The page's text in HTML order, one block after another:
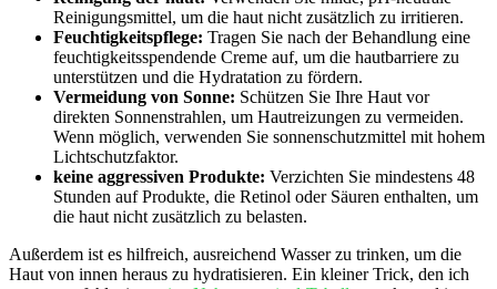
Reinigungsmittel, um die haut nicht zusätzlich zu irritieren.
Feuchtigkeitspflege: Tragen Sie nach der Behandlung eine
feuchtigkeitsspendende Creme auf, um die hautbarriere zu
unterstützen und die Hydratation zu fördern.
Vermeidung von Sonne: Schützen Sie Ihre Haut vor
direkten Sonnenstrahlen, um Hautreizungen zu vermeiden.
Wenn möglich, verwenden Sie sonnenschutzmittel mit hohem
Lichtschutzfaktor.
keine aggressiven Produkte: Verzichten Sie mindestens 48
Stunden auf Produkte, die Retinol oder Säuren enthalten, um
die haut nicht zusätzlich zu belasten.
Außerdem ist es hilfreich, ausreichend Wasser zu trinken, um die
Haut von innen heraus zu hydratisieren. Ein kleiner Trick, den ich